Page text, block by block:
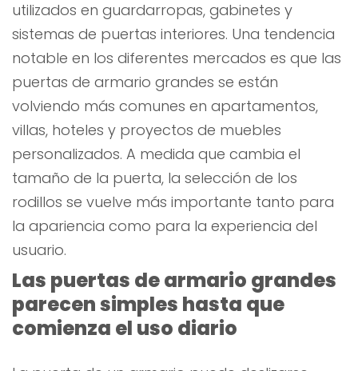
utilizados en guardarropas, gabinetes y
sistemas de puertas interiores. Una tendencia
notable en los diferentes mercados es que las
puertas de armario grandes se están
volviendo más comunes en apartamentos,
villas, hoteles y proyectos de muebles
personalizados. A medida que cambia el
tamaño de la puerta, la selección de los
rodillos se vuelve más importante tanto para
la apariencia como para la experiencia del
usuario.
Las puertas de armario grandes
parecen simples hasta que
comienza el uso diario